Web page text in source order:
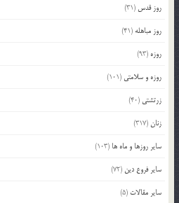
روز قدس (31)
روز مباهله (41)
روزه (93)
روزه و سلامتی (101)
زرتشتی (40)
زنان(317)
سایر روزها و ماه ها (103)
سایر فروع دین (72)
سایر مقالات (5)